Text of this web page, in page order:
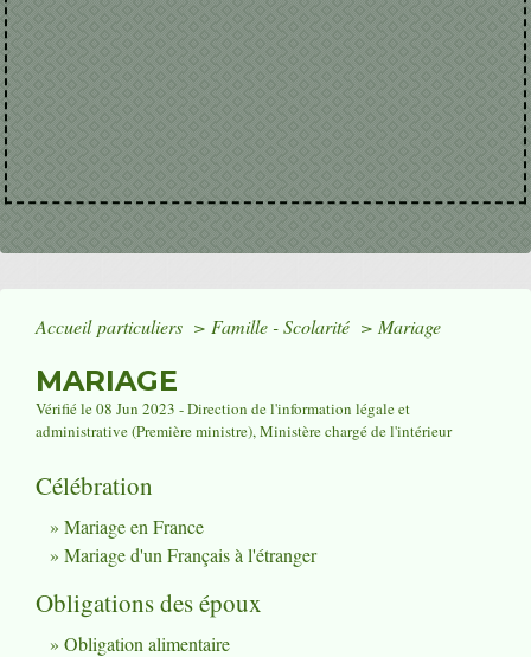
Accueil particuliers > Famille - Scolarité > Mariage
MARIAGE
Vérifié le 08 Jun 2023 - Direction de l'information légale et
administrative (Première ministre), Ministère chargé de l'intérieur
Célébration
Mariage en France
Mariage d'un Français à l'étranger
Obligations des époux
Obligation alimentaire